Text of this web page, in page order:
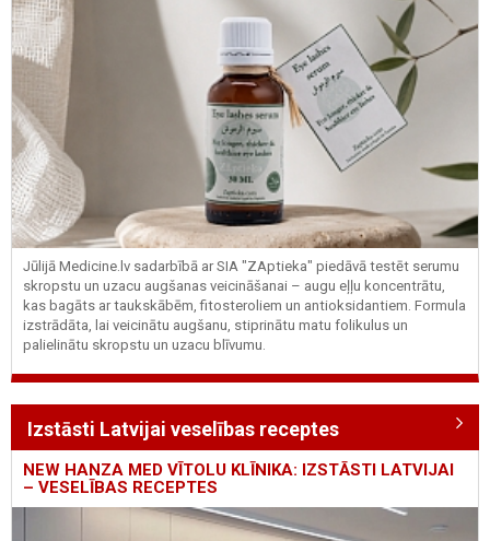
Jūlijā Medicine.lv sadarbībā ar SIA "ZAptieka" piedāvā testēt serumu
skropstu un uzacu augšanas veicināšanai – augu eļļu koncentrātu,
kas bagāts ar taukskābēm, fitosteroliem un antioksidantiem. Formula
izstrādāta, lai veicinātu augšanu, stiprinātu matu folikulus un
palielinātu skropstu un uzacu blīvumu.
Izstāsti Latvijai veselības receptes
NEW HANZA MED VĪTOLU KLĪNIKA: IZSTĀSTI LATVIJAI
– VESELĪBAS RECEPTES